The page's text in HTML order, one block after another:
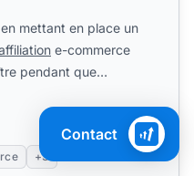
mettant en place un
e-commerce
pendant que
+3
Contact